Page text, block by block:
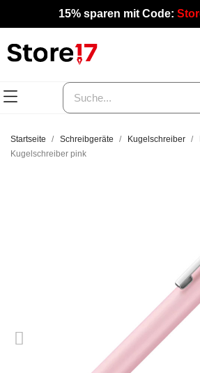
15% sparen mit Code:
Startseite Schreibgeräte Kugelschreiber
Kugelschreiber pink